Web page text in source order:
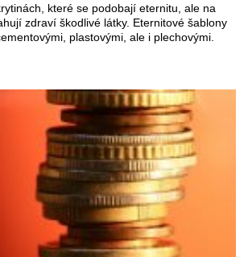
které se podobají eternitu, ale na
zdraví škodlivé látky. Eternitové šablony
plastovými, ale i plechovými.